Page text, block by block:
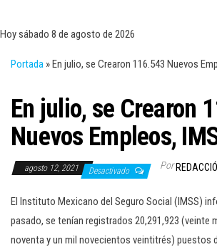
Hoy sábado 8 de agosto de 2026
Portada »En julio, se Crearon 116.543 Nuevos
En julio, se Crearon
Nuevos Empleos,
agosto 12, 2021 Desactivado Por
El Instituto Mexicano del Seguro Social (IMSS)
pasado, se tenían registrados 20,291,923 (veinte
noventa y un mil novecientos veintitrés) puestos